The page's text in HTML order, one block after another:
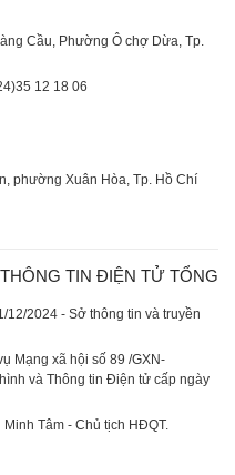
Cầu, Phường Ô chợ Dừa, Tp.
35 12 18 06
phường Xuân Hòa, Tp. Hồ Chí
TIN ĐIỆN TỬ TỔNG
12/2024 - Sở thông tin và truyền
Mạng xã hội số 89 /GXN-
và Thông tin Điện tử cấp ngày
Tâm - Chủ tịch HĐQT.